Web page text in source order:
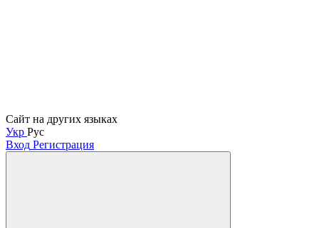
Сайт на других языках
Укр Рус
Вход Регистрация